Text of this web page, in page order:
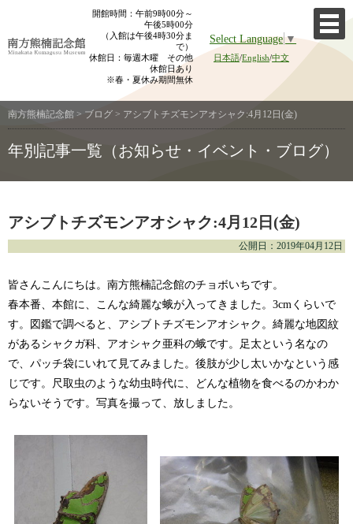
content
開館時間：午前9時00分～
午後5時00分
（入館は午後4時30分ま
で）
休館日：毎週木曜 その他
休館日あり
※春・夏休み期間無休
Select Language▼
日本語/English/中文
南方熊楠記念館 > ブログ > アシブトチズモンアオシャク:4月12日(金)
年別記事一覧（お知らせ・イベント・ブログ）
アシブトチズモンアオシャク:4月12日(金)
公開日：2019年04月12日
皆さんこんにちは。南方熊楠記念館のチョボいちです。
春本番、本館に、こんな綺麗な蛾が入ってきました。3cmくらいで
す。図鑑で調べると、アシブトチズモンアオシャク。綺麗な地図紋
があるシャクガ科、アオシャク亜科の蛾です。足太という名なの
で、パッチ袋にいれて見てみました。後肢が少し太いかなという感
じです。尺取虫のような幼虫時代に、どんな植物を食べるのかわか
らないそうです。写真を撮って、放しました。